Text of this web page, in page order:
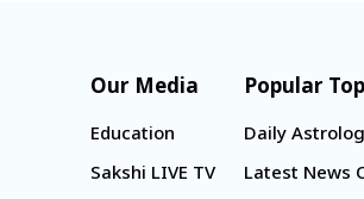
Our Media
Education
Sakshi LIVE TV
Popular
Daily
Latest News